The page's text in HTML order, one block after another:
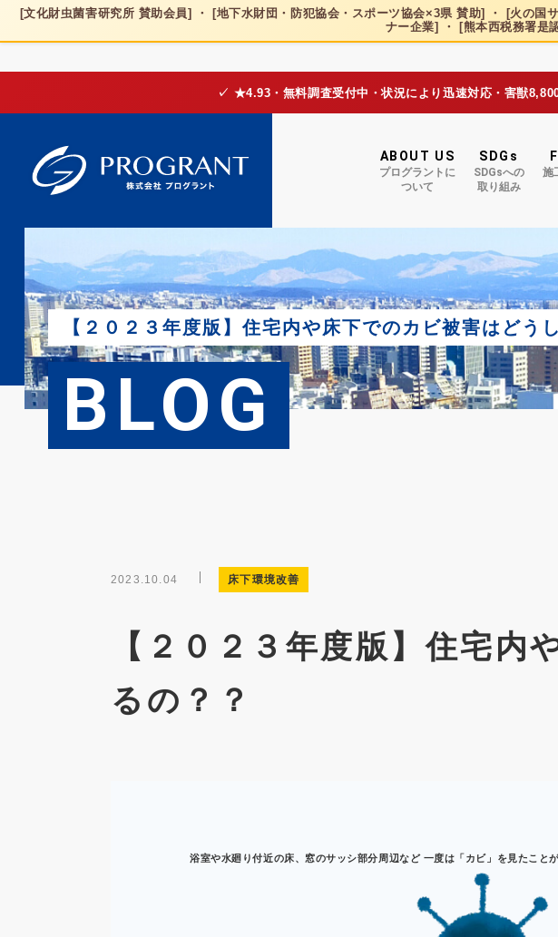
[文化財虫菌害研究所 賛助会員] ・ [地下水財団・防犯協会・スポーツ協会×3県 賛助] ・ [火の
ナー企業] ・ [熊本西税務署
✓ ★4.93・無料調査受付中・状況により迅速対応・害獣
ABOUT US
プログラントに
ついて
SDGs
SDGsへの
取り組み
施
【２０２３年度版】住宅内や床下でのカビ被害はどう
BLOG
2023.10.04 床下環境改善
【２０２３年度版】住宅内
るの？？
浴室や水廻り付近の床、窓のサッシ部分周辺など 一度は「カビ」を見たこ